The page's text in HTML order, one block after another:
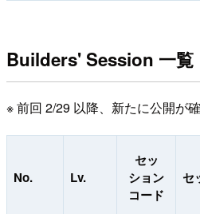
Builders' Session 一覧
※ 前回 2/29 以降、新たに公開が
No. Lv.
セッ
ション
コード
セ